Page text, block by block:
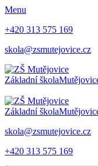
Menu
+420 313 575 169
skola@zsmutejovice.cz
Základní škola
Základní škola
skola@zsmutejovice.cz
+420 313 575 169